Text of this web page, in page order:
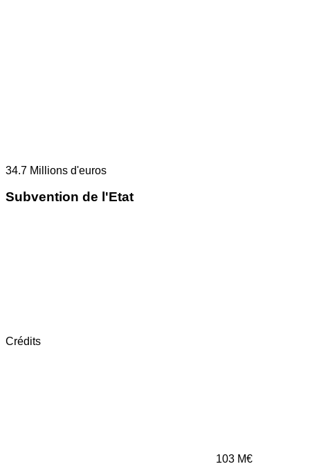
34.7 Millions d'euros
Subvention de l'Etat
Crédits
103 M€